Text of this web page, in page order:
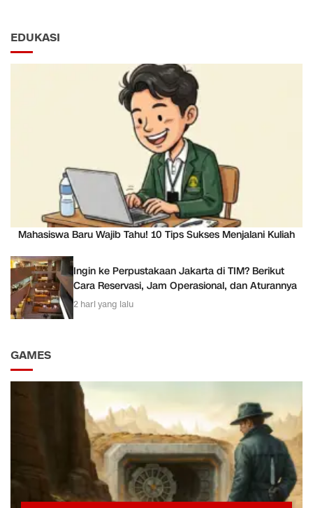
EDUKASI
Mahasiswa Baru Wajib Tahu! 10 Tips Sukses Menjalani Kuliah
Ingin ke Perpustakaan Jakarta di TIM? Berikut
Cara Reservasi, Jam Operasional, dan Aturannya
2 hari yang lalu
GAMES